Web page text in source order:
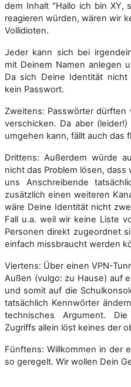
dem Inhalt "Hallo ich bin XY,
reagieren würden, wären wir
Vollidioten.
Jeder kann sich bei
mit Deinem Namen anlegen
Da sich Deine Identität
kein Passwort.
Zweitens: Passwörter dürften
verschicken. Da aber
umgehen kann, fällt auch das
Drittens: Außerdem würde
nicht das Problem lösen,
uns Anschreibende
zusätzlich einen weiteren
wäre Deine Identität nicht
Fall u.a. weil wir keine Liste
Personen direkt zugeordnet
einfach missbraucht werden
Viertens: Über einen VPN-
Außen (vulgo: zu Hause) auf
und somit auf die
tatsächlich Kennwörter
technisches Argument.
Zugriffs allein löst keines der
Fünftens: Willkommen in der
so geregelt. Wir wollen Dein